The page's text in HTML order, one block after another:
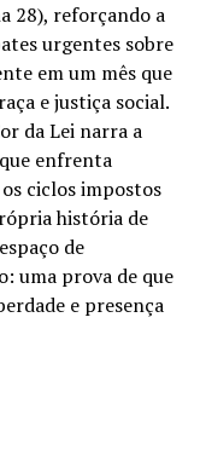
28), reforçando a
urgentes sobre
em um mês que
e justiça social.
da Lei narra a
enfrenta
ciclos impostos
história de
de
uma prova de que
e presença